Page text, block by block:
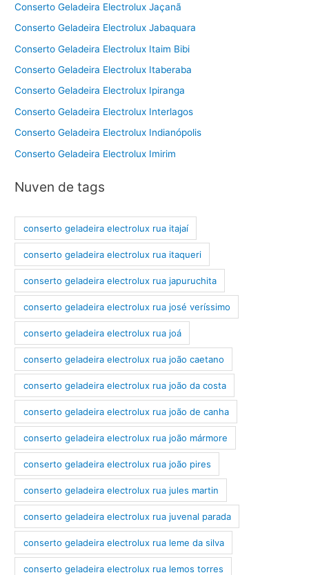
Conserto Geladeira Electrolux Jaçanã
Conserto Geladeira Electrolux Jabaquara
Conserto Geladeira Electrolux Itaim Bibi
Conserto Geladeira Electrolux Itaberaba
Conserto Geladeira Electrolux Ipiranga
Conserto Geladeira Electrolux Interlagos
Conserto Geladeira Electrolux Indianópolis
Conserto Geladeira Electrolux Imirim
Nuven de tags
conserto geladeira electrolux rua itajaí
conserto geladeira electrolux rua itaqueri
conserto geladeira electrolux rua japuruchita
conserto geladeira electrolux rua josé veríssimo
conserto geladeira electrolux rua joá
conserto geladeira electrolux rua joão caetano
conserto geladeira electrolux rua joão da costa
conserto geladeira electrolux rua joão de canha
conserto geladeira electrolux rua joão mármore
conserto geladeira electrolux rua joão pires
conserto geladeira electrolux rua jules martin
conserto geladeira electrolux rua juvenal parada
conserto geladeira electrolux rua leme da silva
conserto geladeira electrolux rua lemos torres